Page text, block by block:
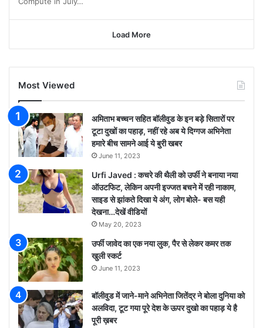
Load More
Most Viewed
अमिताभ बच्चन सहित बॉलीवुड के इन बड़े सितारों पर
टूटा दुखों का पहाड़, नहीं रहे अब ये दिग्गज अभिनेता
हमारे बीच सामने आई ये बुरी खबर
June 11, 2023
Urfi Javed : कचरे की थैली को उर्फी ने बनाया नया
ऑउटफिट, लेकिन अपनी इज्जत बचने में रही नाकाम,
साइड से झांकते दिखा ये अंग, लोग बोले- बस यही
देखना…देखें वीडियों
May 20, 2023
उर्फी जावेद का एक नया लुक, पैर से लेकर कमर तक
खुली स्कर्ट
June 11, 2023
बॉलीवुड में जाने-माने अभिनेता जितेंद्र ने बोला दुनिया को
अलविदा, टूट गया पूरे देश के ऊपर दुखो का पहाड़ ये है
पूरी ख़बर